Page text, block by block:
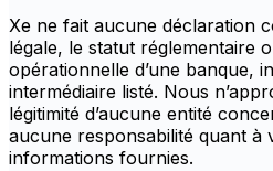
Xe ne fait aucune déclaration
légale, le statut réglementaire
opérationnelle d’une banque,
intermédiaire listé. Nous
légitimité d’aucune entité
aucune responsabilité quant à
informations fournies.